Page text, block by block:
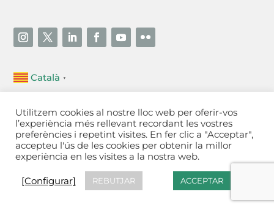
Català ▼
Unió Empresarial de l’Anoia (UEA)
Ctra. de Manresa, 131, 08700 – Igualada(Barcelona)
Tel 93 805 22 92
Contactar
Política
de cookies [Configurar]
Fet a Igualada per Aladetres
Utilitzem cookies al nostre lloc web per oferir-vos
l’experiència més rellevant recordant les vostres
preferències i repetint visites. En fer clic a "Acceptar",
accepteu l'ús de les cookies per obtenir la millor
experiència en les visites a la nostra web.
[Configurar] REBUTJAR ACCEPTAR